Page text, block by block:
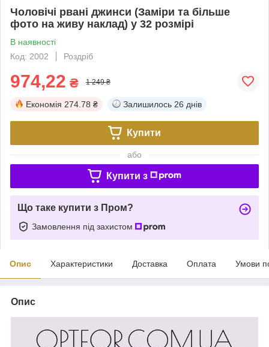
Чоловічі рвані джинси (Заміри та більше
фото на живу наклад) у 32 розмірі
В наявності
Код: 2002
Роздріб
974,22 ₴ 1 249 ₴
Економія 274.78 ₴ Залишилось 26 днів
Купити
або
Купити з
Що таке купити з Пром?
Замовлення під захистом
Опис Характеристики Доставка Оплата Умови
Опис